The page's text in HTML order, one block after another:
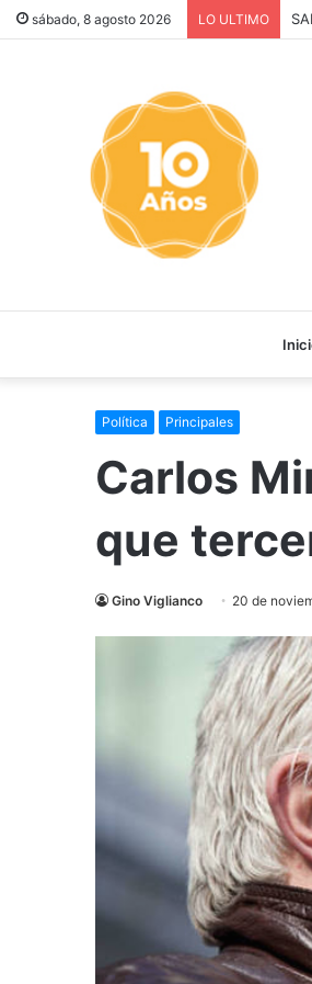
sábado, 8 agosto 2026 LO ULTIMO
Política Principales
Carlos
que
Gino Viglianco 20 de